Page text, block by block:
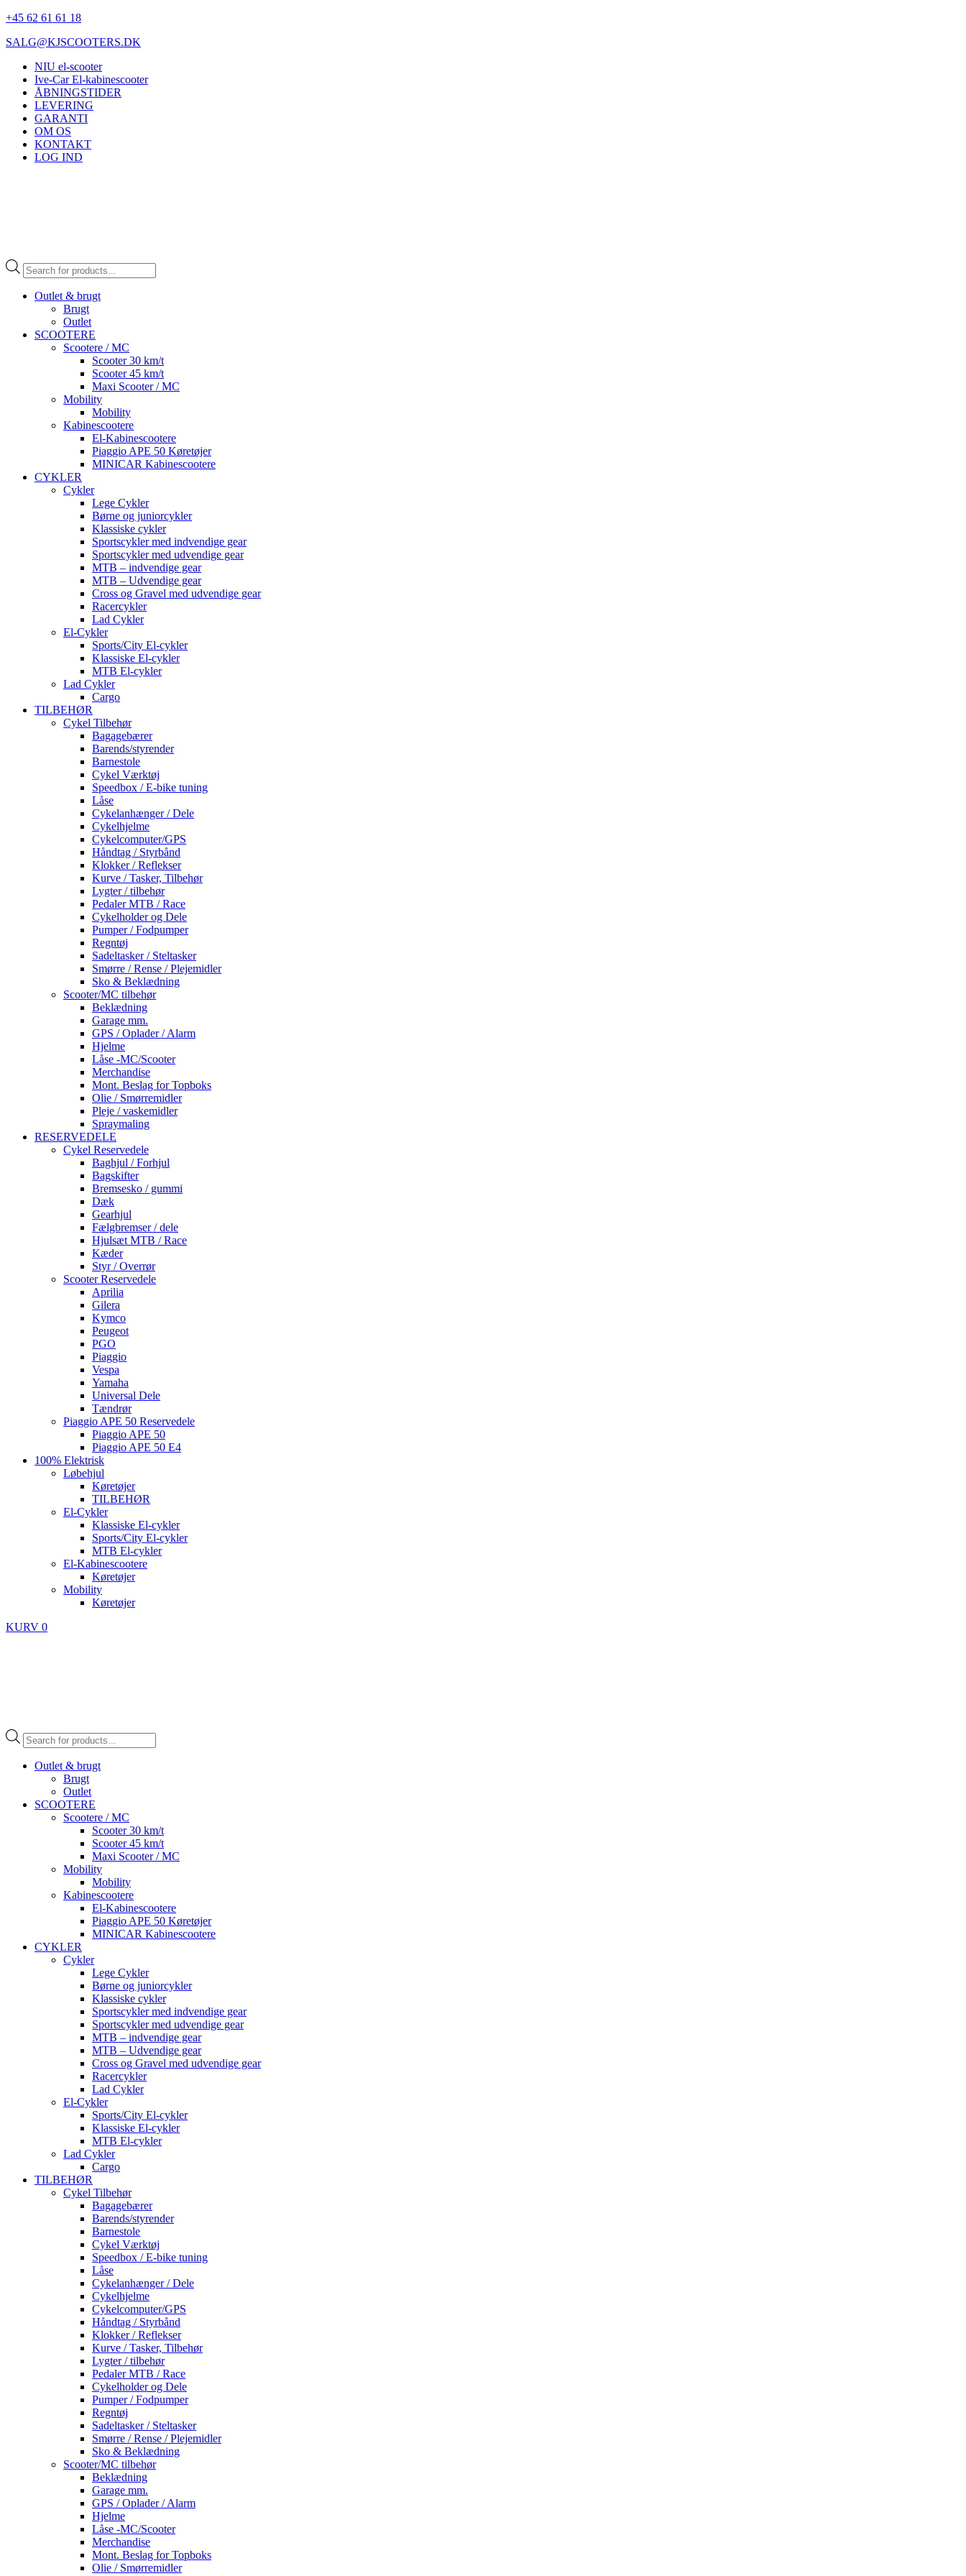
+45 62 61 61 18
SALG@KJSCOOTERS.DK
NIU el-scooter
Ive-Car El-kabinescooter
ÅBNINGSTIDER
LEVERING
GARANTI
OM OS
KONTAKT
LOG IND
Products
search
Outlet & brugt
Brugt
Outlet
SCOOTERE
Scootere / MC
Scooter 30 km/t
Scooter 45 km/t
Maxi Scooter / MC
Mobility
Mobility
Kabinescootere
El-Kabinescootere
Piaggio APE 50 Køretøjer
MINICAR Kabinescootere
CYKLER
Cykler
Lege Cykler
Børne og juniorcykler
Klassiske cykler
Sportscykler med indvendige gear
Sportscykler med udvendige gear
MTB – indvendige gear
MTB – Udvendige gear
Cross og Gravel med udvendige gear
Racercykler
Lad Cykler
El-Cykler
Sports/City El-cykler
Klassiske El-cykler
MTB El-cykler
Lad Cykler
Cargo
TILBEHØR
Cykel Tilbehør
Bagagebærer
Barends/styrender
Barnestole
Cykel Værktøj
Speedbox / E-bike tuning
Låse
Cykelanhænger / Dele
Cykelhjelme
Cykelcomputer/GPS
Håndtag / Styrbånd
Klokker / Reflekser
Kurve / Tasker, Tilbehør
Lygter / tilbehør
Pedaler MTB / Race
Cykelholder og Dele
Pumper / Fodpumper
Regntøj
Sadeltasker / Steltasker
Smørre / Rense / Plejemidler
Sko & Beklædning
Scooter/MC tilbehør
Beklædning
Garage mm.
GPS / Oplader / Alarm
Hjelme
Låse -MC/Scooter
Merchandise
Mont. Beslag for Topboks
Olie / Smørremidler
Pleje / vaskemidler
Spraymaling
RESERVEDELE
Cykel Reservedele
Baghjul / Forhjul
Bagskifter
Bremsesko / gummi
Dæk
Gearhjul
Fælgbremser / dele
Hjulsæt MTB / Race
Kæder
Styr / Overrør
Scooter Reservedele
Aprilia
Gilera
Kymco
Peugeot
PGO
Piaggio
Vespa
Yamaha
Universal Dele
Tændrør
Piaggio APE 50 Reservedele
Piaggio APE 50
Piaggio APE 50 E4
100% Elektrisk
Løbehjul
Køretøjer
TILBEHØR
El-Cykler
Klassiske El-cykler
Sports/City El-cykler
MTB El-cykler
El-Kabinescootere
Køretøjer
Mobility
Køretøjer
KURV 0
Products
search
Outlet & brugt
Brugt
Outlet
SCOOTERE
Scootere / MC
Scooter 30 km/t
Scooter 45 km/t
Maxi Scooter / MC
Mobility
Mobility
Kabinescootere
El-Kabinescootere
Piaggio APE 50 Køretøjer
MINICAR Kabinescootere
CYKLER
Cykler
Lege Cykler
Børne og juniorcykler
Klassiske cykler
Sportscykler med indvendige gear
Sportscykler med udvendige gear
MTB – indvendige gear
MTB – Udvendige gear
Cross og Gravel med udvendige gear
Racercykler
Lad Cykler
El-Cykler
Sports/City El-cykler
Klassiske El-cykler
MTB El-cykler
Lad Cykler
Cargo
TILBEHØR
Cykel Tilbehør
Bagagebærer
Barends/styrender
Barnestole
Cykel Værktøj
Speedbox / E-bike tuning
Låse
Cykelanhænger / Dele
Cykelhjelme
Cykelcomputer/GPS
Håndtag / Styrbånd
Klokker / Reflekser
Kurve / Tasker, Tilbehør
Lygter / tilbehør
Pedaler MTB / Race
Cykelholder og Dele
Pumper / Fodpumper
Regntøj
Sadeltasker / Steltasker
Smørre / Rense / Plejemidler
Sko & Beklædning
Scooter/MC tilbehør
Beklædning
Garage mm.
GPS / Oplader / Alarm
Hjelme
Låse -MC/Scooter
Merchandise
Mont. Beslag for Topboks
Olie / Smørremidler